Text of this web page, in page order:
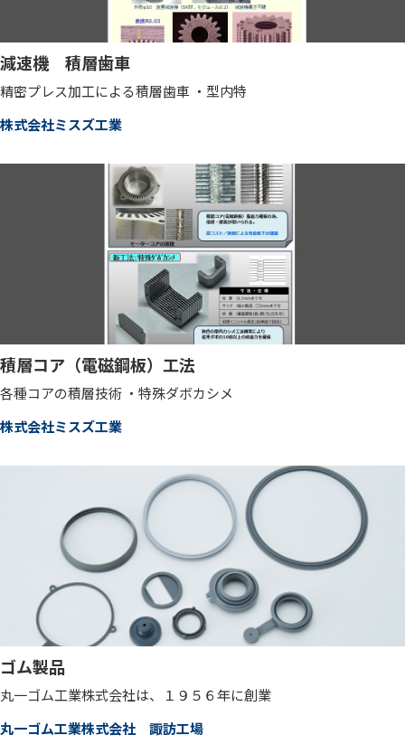
減速機 積層歯車
精密プレス加工による積層歯車 ・型内特
株式会社ミスズ工業
積層コア（電磁鋼板）工法
各種コアの積層技術 ・特殊ダボカシメ
株式会社ミスズ工業
ゴム製品
丸一ゴム工業株式会社は、１９５６年に創業
丸一ゴム工業株式会社 諏訪工場